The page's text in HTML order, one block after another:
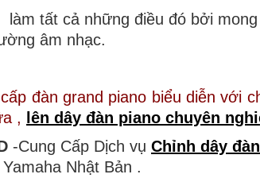
làm tất cả những điều đó bởi
âm nhạc.
đàn grand piano biểu diễn với
,
lên dây đàn piano chuyên
-Cung Cấp Dịch vụ Chỉnh dây
Nhật Bản .